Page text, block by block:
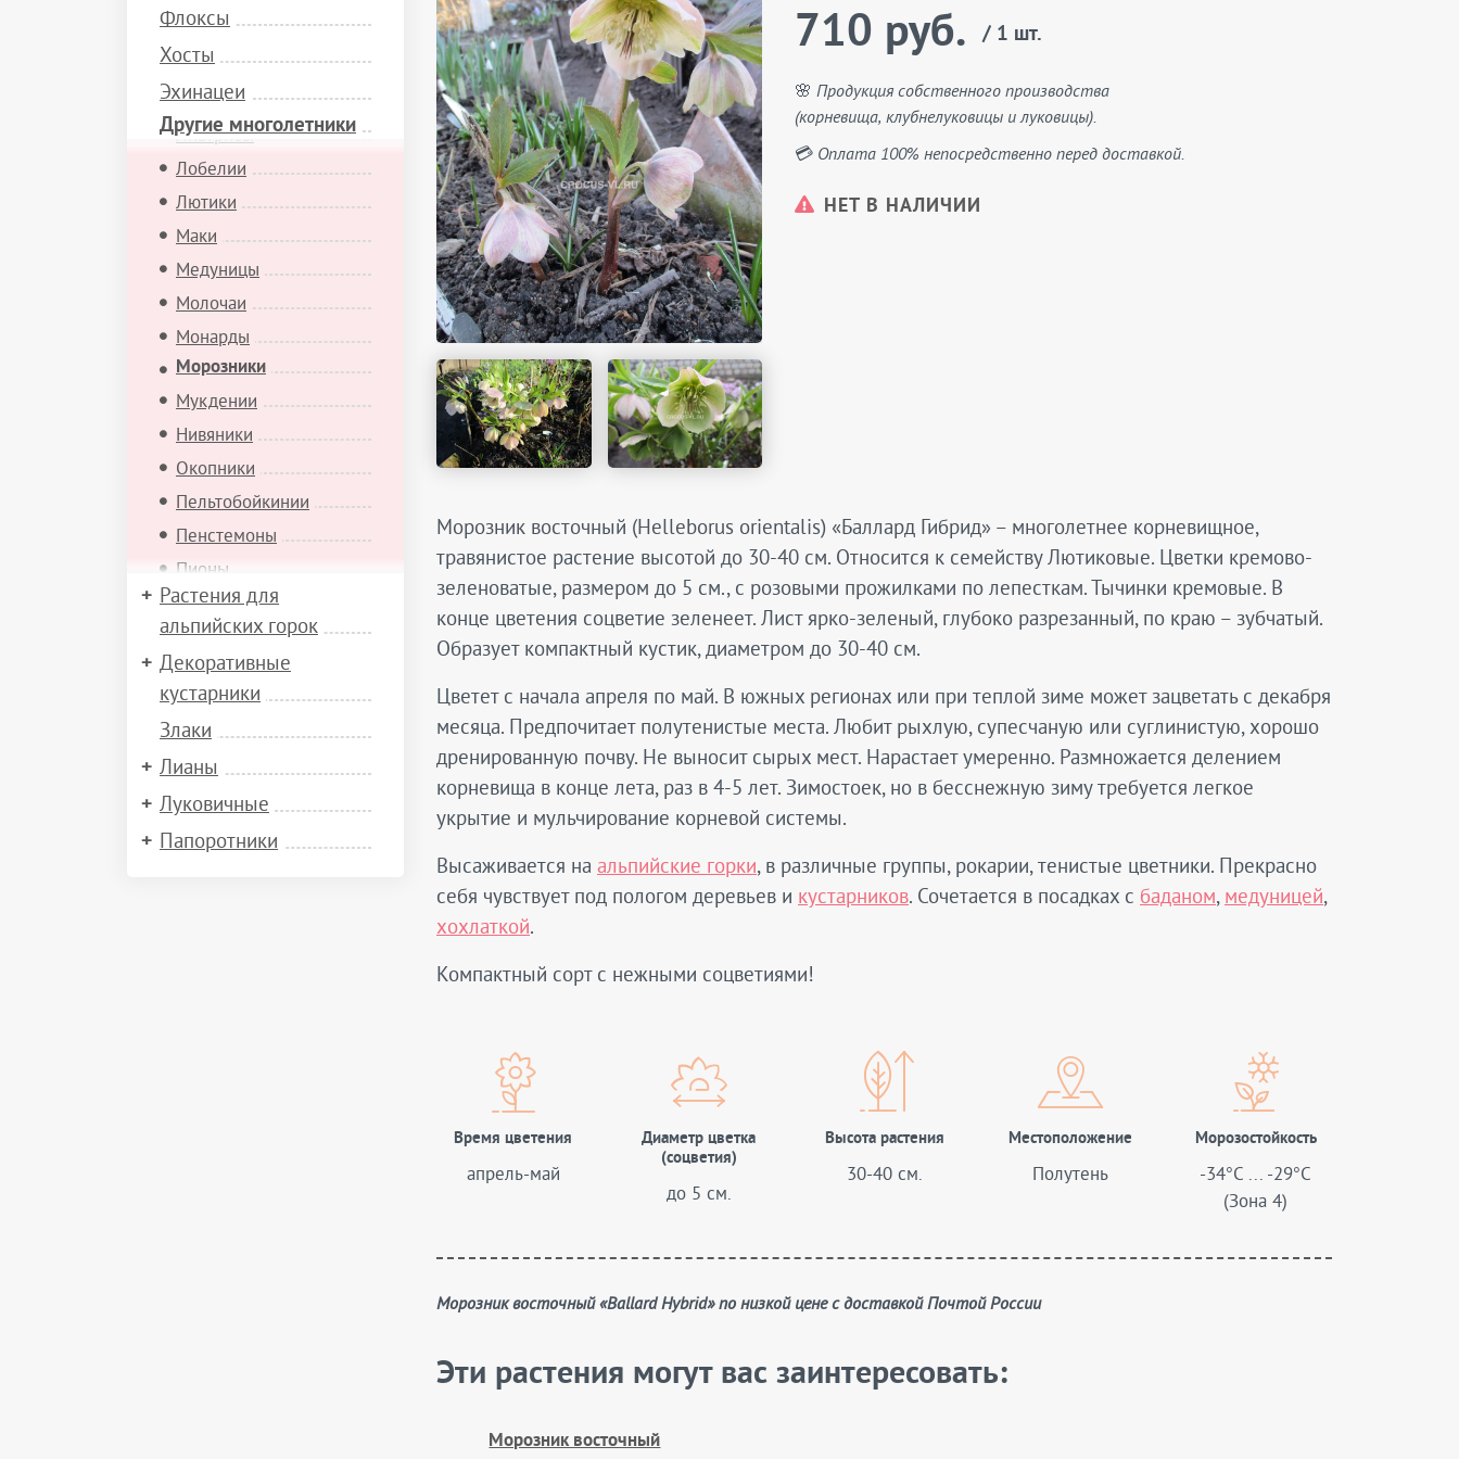
Флоксы
Хосты
Эхинацеи
Другие многолетники
Купены
Лабазники
Лаванды
Лиатрисы
Лобелии
Лютики
Маки
Медуницы
Молочаи
Монарды
Морозники
Мукдении
Нивяники
Окопники
Пельтобойкинии
Пенстемоны
Пионы
Пиретрумы
Платикодоны
Подофиллумы
Полыни
Посконники
Роджерсии
Рудбекии
Сангвинарии
Растения для
альпийских горок
Декоративные
кустарники
Злаки
Лианы
Луковичные
Папоротники
710 руб. / 1 шт.
🌸 Продукция собственного производства
(корневища, клубнелуковицы и луковицы).
💳 Оплата 100% непосредственно перед доставкой.
НЕТ В НАЛИЧИИ
Морозник восточный (Helleborus orientalis) «Баллард Гибрид» – многолетнее корневищное,
травянистое растение высотой до 30-40 см. Относится к семейству Лютиковые. Цветки кремово-
зеленоватые, размером до 5 см., с розовыми прожилками по лепесткам. Тычинки кремовые. В
конце цветения соцветие зеленеет. Лист ярко-зеленый, глубоко разрезанный, по краю – зубчатый.
Образует компактный кустик, диаметром до 30-40 см.
Цветет с начала апреля по май. В южных регионах или при теплой зиме может зацветать с декабря
месяца. Предпочитает полутенистые места. Любит рыхлую, супесчаную или суглинистую, хорошо
дренированную почву. Не выносит сырых мест. Нарастает умеренно. Размножается делением
корневища в конце лета, раз в 4-5 лет. Зимостоек, но в бесснежную зиму требуется легкое
укрытие и мульчирование корневой системы.
Высаживается на альпийские горки, в различные группы, рокарии, тенистые цветники. Прекрасно
себя чувствует под пологом деревьев и кустарников. Сочетается в посадках с баданом, медуницей,
хохлаткой.
Компактный сорт с нежными соцветиями!
Время цветения
апрель-май
Диаметр цветка
(соцветия)
до 5 см.
Высота растения
30-40 см.
Местоположение
Полутень
Морозостойкость
-34°C ... -29°C
(Зона 4)
Морозник восточный «Ballard Hybrid» по низкой цене с доставкой Почтой России
Эти растения могут вас заинтересовать:
Морозник восточный